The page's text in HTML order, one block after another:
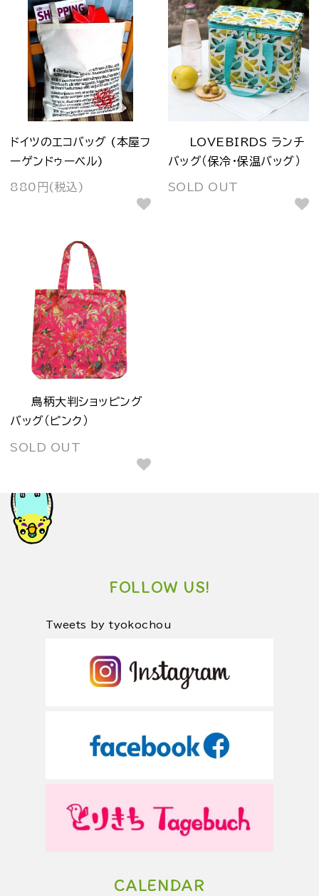
ドイツのエコバッグ (本屋フ
ーゲンドゥーベル)
880円(税込)
LOVEBIRDS ランチ
バッグ（保冷・保温バッグ）
SOLD OUT
鳥柄大判ショッピング
バッグ（ピンク）
SOLD OUT
FOLLOW US!
Tweets by tyokochou
CALENDAR